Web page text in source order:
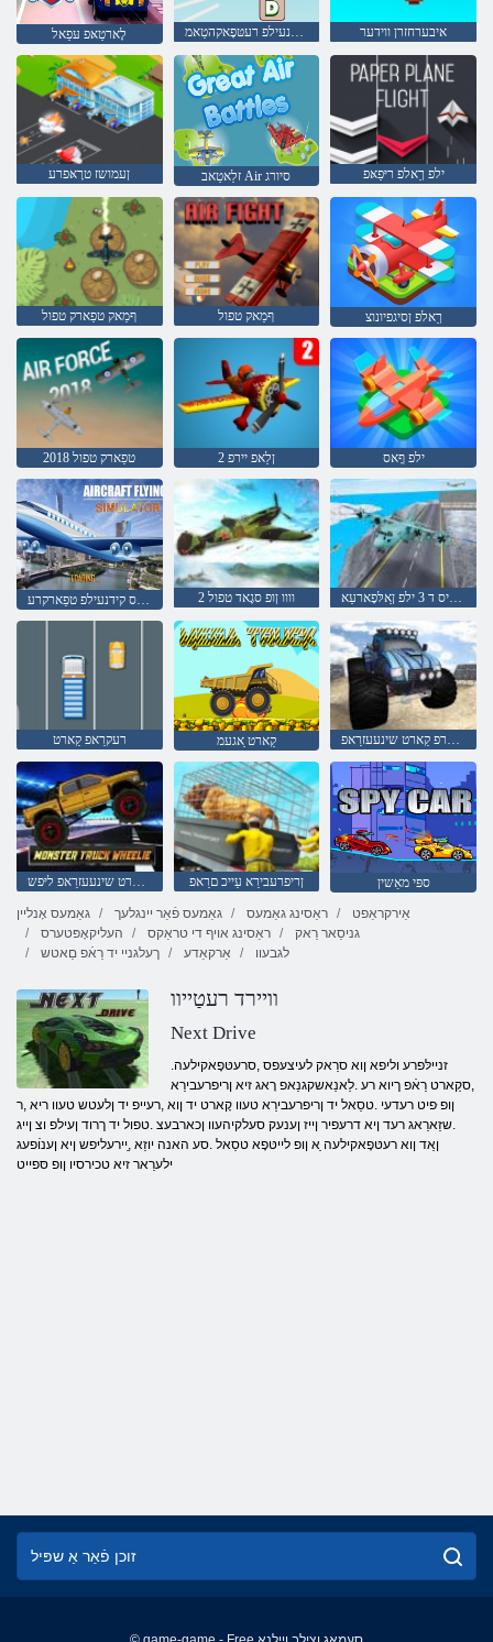
לָארטַאּפ עּפַאל טרָאוו קידנעילפ רעטּפָאקהטַאמ איבערחזרן ווידער
ןעמושז טרָאּפרע זלַאטַאב Air סיורג ילפ ךַאלפ ריּפַאּפ
ףמַאק טפַארק טפול ףמַאק טפול ךַאלפ ןסיגפיונוצ
2018 טפַארק טפול 2 ןלַאפ יירפ ילפ ףָאס
2 וווו ןופ סגָאד טפול רעטיילַאימיס ד 3 ילפ ןַאלּפָארעַא
רעקרַאפ קַארט קַארט ַאגעמ עליטסעערפ קַארט שינעעזרַאפ
עילעעהוו קַארט שינעעזרַאפ ליּפש ןריפרעבירַא עַייכ םרַאפ
ספּי מאַשין
גאַמעס אָנליין
גאַמעס פֿאַר יינגלעך ראַסינג גאַמעס
אַירקראַפט
העליקאָפּטערס
ראַסינג אויף די טראַקס
גניסַאר רַאק
ךעלגניי יד רַאֿפ םַאטש
אַרקאַדע לגבעוו
וויירד רעטַייוו
Next Drive
.זניילּפרע וליפא ןוא סרַאק לעיצעּפס ,סרעטּפָאקילעה
,סקַארט רַאֿפ ךיוא רע .לַאנַאשקגנַאפ רָאג זיא ןריפרעבירַא
ןופ ּפיט רעדעי .טסַאל יד ןריפרעבירַא טעוו קָארט יד ןוא ,רעייפ יד ןלעטש טעוו ריא ,ר
.שזַארַאג רעד ןיא דרעּפיר ןייז ןענעק סעלקיהעוו ןכארבעצ .טפול יד ךרוד ןעילפ וצ ןייג
ןַאד ןוא רעטּפָאקילעה ַא ןופ לייטּפָא טסַאל .סע האנה יוזַא ,ַיירעליּפש ןיא ןענוֿפעג
ילערַאר זיא טכירסיו ןופ סּפייט